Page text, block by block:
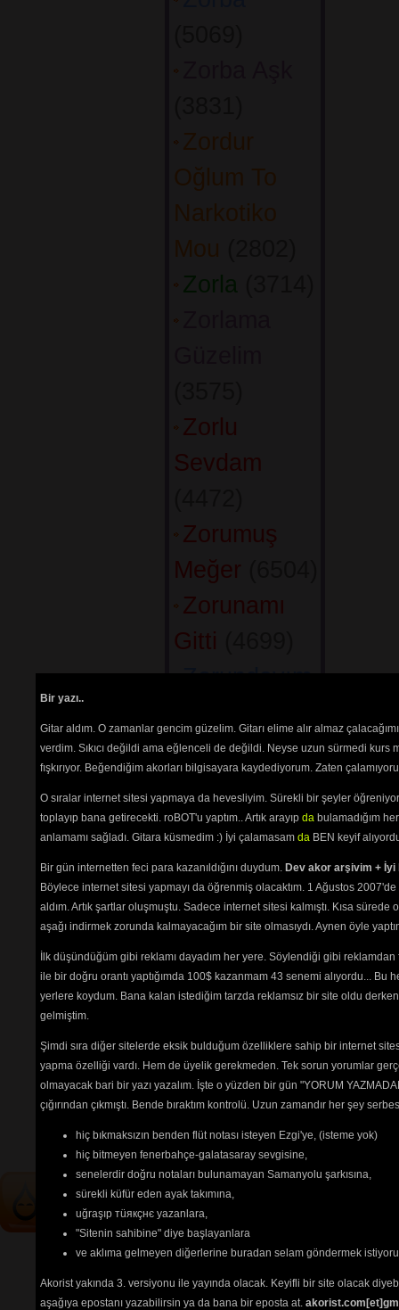
Bir yazı..
Gitar aldım. O zamanlar gencim güzelim. Gitarı elime alır almaz
verdim. Sıkıcı değildi ama eğlenceli de değildi. Neyse uzun sürmedi
fışkırıyor. Beğendiğim akorları bilgisayara kaydediyorum. Zaten
O sıralar internet sitesi yapmaya da hevesliyim. Sürekli bir şeyler
toplayıp bana getirecekti. roBOT'u yaptım.. Artık arayıp da bulamadığım
anlamamı sağladı. Gitara küsmedim :) İyi çalamasam da BEN keyif
Bir gün internetten feci para kazanıldığını duydum. Dev akor arşivim +
Böylece internet sitesi yapmayı da öğrenmiş olacaktım. 1 Ağustos
aldım. Artık şartlar oluşmuştu. Sadece internet sitesi kalmıştı. Kısa
aşağı indirmek zorunda kalmayacağım bir site olmasıydı. Aynen öyle
İlk düşündüğüm gibi reklamı dayadım her yere. Söylendiği gibi reklamdan
ile bir doğru orantı yaptığımda 100$ kazanmam 43 senemi alıyordu... Bu
yerlere koydum. Bana kalan istediğim tarzda reklamsız bir site oldu
gelmiştim.
Şimdi sıra diğer sitelerde eksik bulduğum özelliklere sahip bir internet
yapma özelliği vardı. Hem de üyelik gerekmeden. Tek sorun yorumlar
olmayacak bari bir yazı yazalım. İşte o yüzden bir gün "YORUM
çığırından çıkmıştı. Bende bıraktım kontrolü. Uzun zamandır her şey
hiç bıkmaksızın benden flüt notası isteyen Ezgi'ye, (isteme yok)
hiç bitmeyen fenerbahçe-galatasaray sevgisine,
senelerdir doğru notaları bulunamayan Samanyolu şarkısına,
sürekli küfür eden ayak takımına,
uğraşıp тüякçнє yazanlara,
"Sitenin sahibine" diye başlayanlara
ve aklıma gelmeyen diğerlerine buradan selam göndermek
Akorist yakında 3. versiyonu ile yayında olacak. Keyifli bir site olacak
aşağıya epostanı yazabilirsin ya da bana bir eposta at.
Zordur
Oğlum To
Narkotiko
Mou
Zorla
Zorlu
Sevdam
Zorumuş
Meğer
Zorunamı
Gitti
Zorundayım
Zöhrem
(Uzun Hava)
(4085)
Zulmet
Deryası
(3002)
Zulüm
(3449)
Zühd-ü Riya
İle Olan
İbadet(3590)